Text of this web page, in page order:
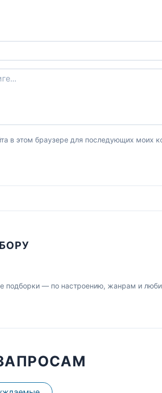
в этом браузере для последующих моих
подборки — по настроению, жанрам и